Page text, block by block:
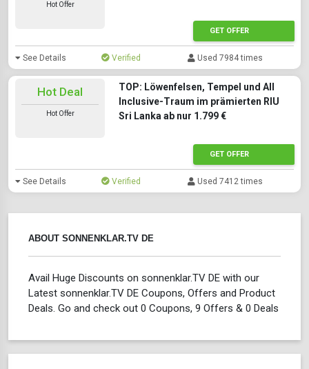
ABOUT SONNENKLAR.TV DE
Avail Huge Discounts on sonnenklar.TV DE with our
Latest sonnenklar.TV DE Coupons, Offers and Product
Deals. Go and check out 0 Coupons, 9 Offers & 0 Deals
Hot Offer
GET OFFER
See Details Verified Used 7984 times
Hot Deal
Hot Offer
TOP: Löwenfelsen, Tempel und All
Inclusive-Traum im prämierten RIU
Sri Lanka ab nur 1.799 €
GET OFFER
See Details Verified Used 7412 times